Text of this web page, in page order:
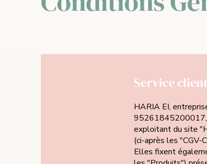
Service client
HARIA EI,
95261845200017,
exploitant du site
(ci-après les "CGV-
Elles fixent